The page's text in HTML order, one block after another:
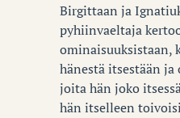
Birgittaan ja
pyhiinvaeltaja
ominaisuuksistaan,
hänestä itsestään
joita hän joko
hän itselleen